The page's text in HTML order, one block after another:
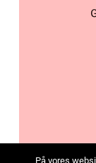
På vores